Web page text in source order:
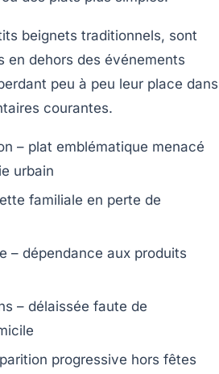
beignets traditionnels, sont
en dehors des événements
peu à peu leur place dans
courantes.
– plat emblématique menacé
urbain
familiale en perte de
– dépendance aux produits
– délaissée faute de
progressive hors fêtes